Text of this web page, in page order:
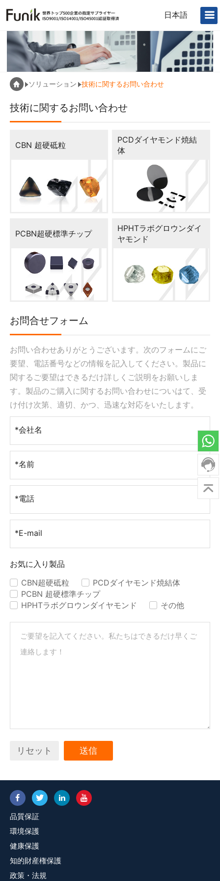
日本語
ソリューション 技術に関するお問い合わせ
技術に関するお問い合わせ
CBN 超硬砥粒
PCDダイヤモンド焼結
体
PCBN超硬標準チップ
HPHTラボグロウンダイ
ヤモンド
お問合せフォーム
お問い合わせありがとうございます。次のフォームにご
要望、電話番号などの情報を記入してください。製品に
関するご要望はできるだけ詳しくご説明をお願いしま
す。製品のご購入に関するお問い合わせについはて、受
け付け次第、適切、かつ、迅速な対応をいたします。
*会社名
*名前
*電話
*E-mail
お気に入り製品
CBN超硬砥粒 PCDダイヤモンド焼結体
PCBN 超硬標準チップ
HPHTラボグロウンダイヤモンド その他
リセット 送信
品質保証
環境保護
健康保護
知的財産権保護
政策・法規